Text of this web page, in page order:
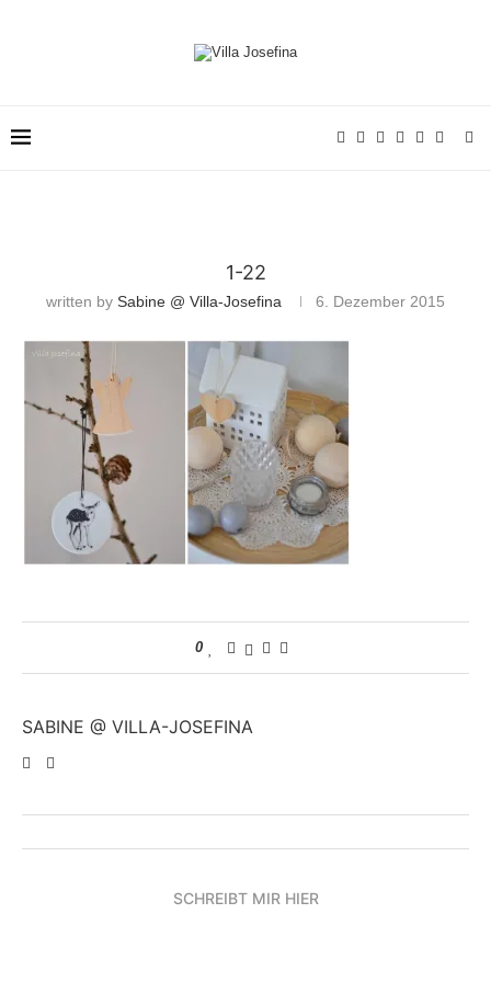
1-22
written by Sabine @ Villa-Josefina 6. Dezember 2015
0
SABINE @ VILLA-JOSEFINA
SCHREIBT MIR HIER